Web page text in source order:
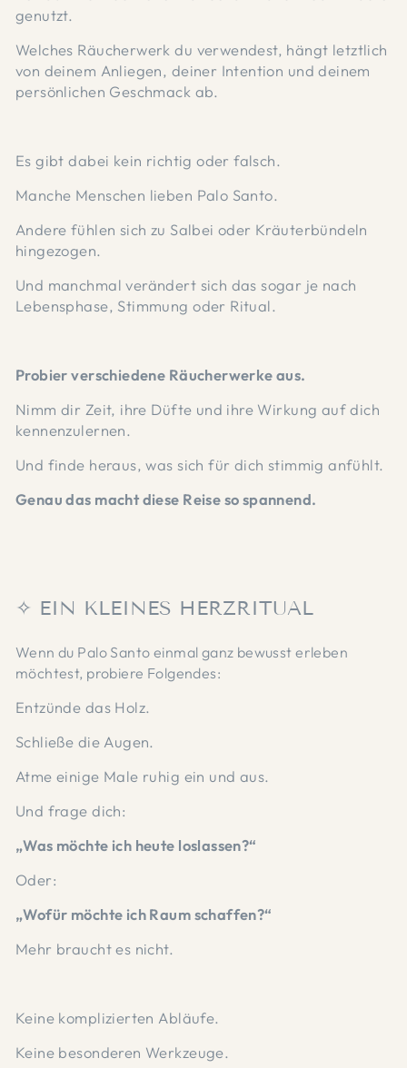
genutzt.
Welches Räucherwerk du verwendest, hängt letztlich
von deinem Anliegen, deiner Intention und deinem
persönlichen Geschmack ab.
Es gibt dabei kein richtig oder falsch.
Manche Menschen lieben Palo Santo.
Andere fühlen sich zu Salbei oder Kräuterbündeln
hingezogen.
Und manchmal verändert sich das sogar je nach
Lebensphase, Stimmung oder Ritual.
Probier verschiedene Räucherwerke aus.
Nimm dir Zeit, ihre Düfte und ihre Wirkung auf dich
kennenzulernen.
Und finde heraus, was sich für dich stimmig anfühlt.
Genau das macht diese Reise so spannend.
✧ EIN KLEINES HERZRITUAL
Wenn du Palo Santo einmal ganz bewusst erleben
möchtest, probiere Folgendes:
Entzünde das Holz.
Schließe die Augen.
Atme einige Male ruhig ein und aus.
Und frage dich:
„Was möchte ich heute loslassen?“
Oder:
„Wofür möchte ich Raum schaffen?“
Mehr braucht es nicht.
Keine komplizierten Abläufe.
Keine besonderen Werkzeuge.